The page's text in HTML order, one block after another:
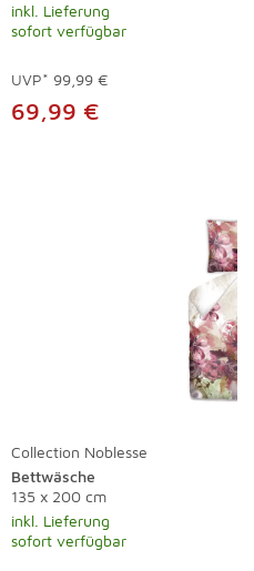
inkl. Lieferung
sofort verfügbar
UVP* 99,99 €
69,99 €
Collection Noblesse
Bettwäsche
135 x 200 cm
inkl. Lieferung
sofort verfügbar